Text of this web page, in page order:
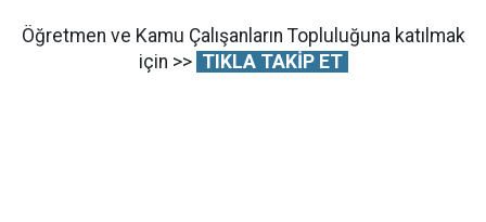
Öğretmen ve Kamu Çalışanların Topluluğuna katılmak
için >> TIKLA TAKİP ET